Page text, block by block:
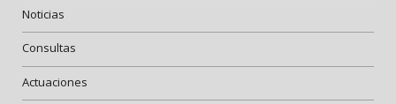
Noticias
Consultas
Actuaciones